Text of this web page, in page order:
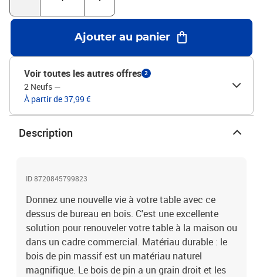
organiser tous les types de câbles, créant un espace de travail bien
variations de couleurs et de grains. La livraison est aléatoire, ce
qui garantit l'exclusivité et l'individualité de votre produit.Couleur :
blancMatériau : bois de pin massifDimensions : 80 x 40 x 2,5 cm (L
x l x H)
Ajouter au panier
Voir toutes les autres offres 2
2 Neufs —
À partir de 37,99 €
Description
ID 8720845799823
Donnez une nouvelle vie à votre table avec ce
dessus de bureau en bois. C'est une excellente
solution pour renouveler votre table à la maison ou
dans un cadre commercial. Matériau durable : le
bois de pin massif est un matériau naturel
magnifique. Le bois de pin a un grain droit et les